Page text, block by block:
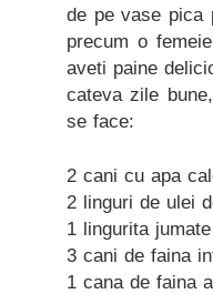
de pe vase pica
precum o
aveti paine
cateva zile
se face:
2 cani cu apa
2 linguri de ulei
1 lingurita
3 cani de faina
1 cana de faina